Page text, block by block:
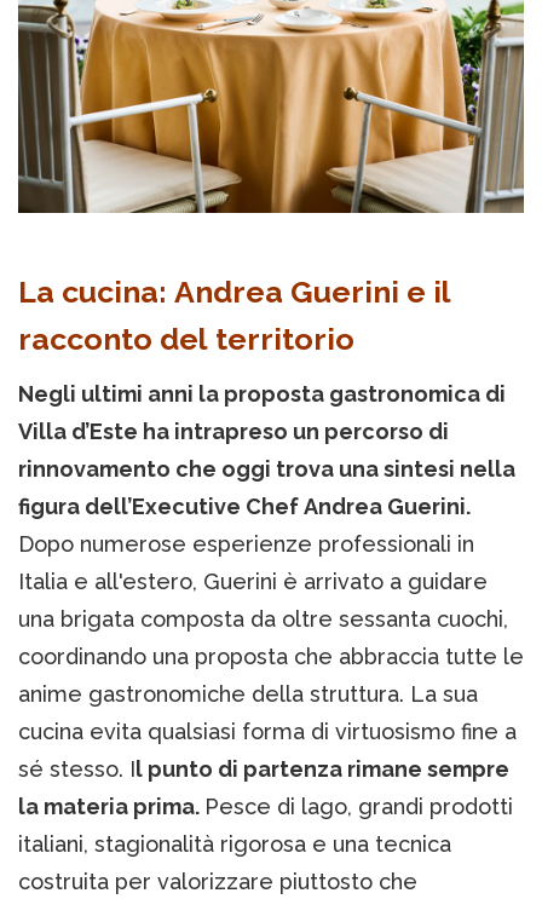
La cucina: Andrea Guerini e il
racconto del territorio
Negli ultimi anni la proposta gastronomica di
Villa d’Este ha intrapreso un percorso di
rinnovamento che oggi trova una sintesi nella
figura dell’Executive Chef Andrea Guerini.
Dopo numerose esperienze professionali in
Italia e all'estero, Guerini è arrivato a guidare
una brigata composta da oltre sessanta cuochi,
coordinando una proposta che abbraccia tutte le
anime gastronomiche della struttura. La sua
cucina evita qualsiasi forma di virtuosismo fine a
sé stesso. Il punto di partenza rimane sempre
la materia prima. Pesce di lago, grandi prodotti
italiani, stagionalità rigorosa e una tecnica
costruita per valorizzare piuttosto che